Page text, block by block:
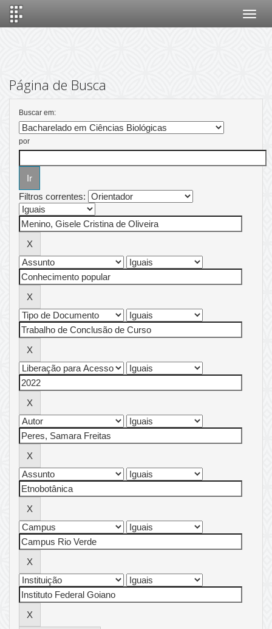
Página de Busca
Buscar em:
por
Filtros correntes: